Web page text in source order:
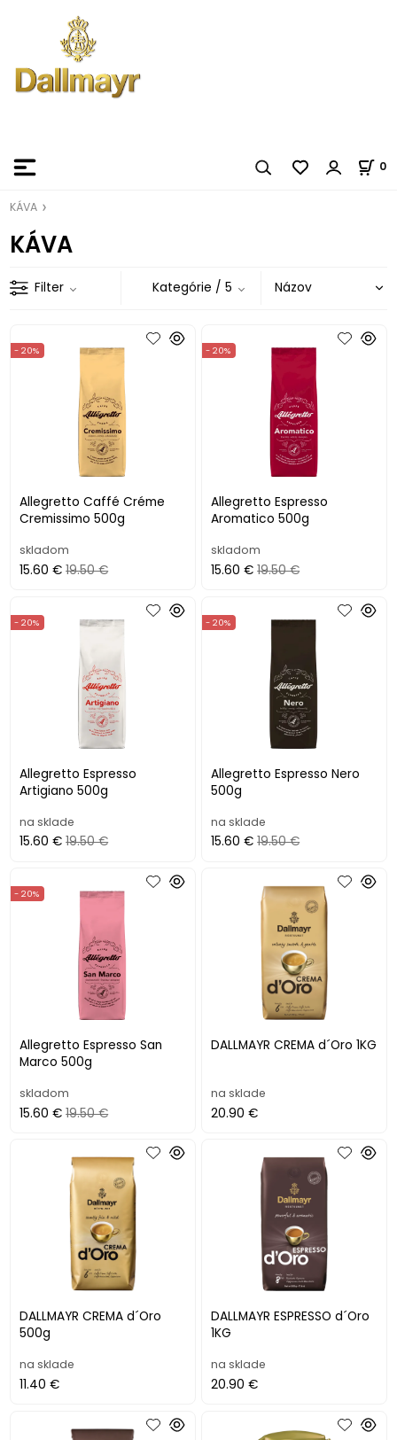
0
KÁVA
KÁVA
Filter Kategórie / 5
Allegretto Caffé Créme
Cremissimo 500g
- 20%
skladom
15.60 € 19.50 €
Allegretto Espresso
Aromatico 500g
- 20%
skladom
15.60 € 19.50 €
Allegretto Espresso
Artigiano 500g
- 20%
na sklade
15.60 € 19.50 €
Allegretto Espresso Nero
500g
- 20%
na sklade
15.60 € 19.50 €
Allegretto Espresso San
Marco 500g
- 20%
skladom
15.60 € 19.50 €
DALLMAYR CREMA d´Oro 1KG
na sklade
20.90 €
DALLMAYR CREMA d´Oro
500g
na sklade
11.40 €
DALLMAYR ESPRESSO d´Oro
1KG
na sklade
20.90 €